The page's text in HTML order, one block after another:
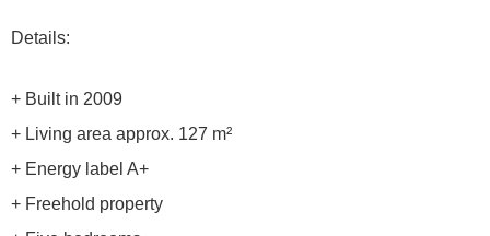
Details:
+ Built in 2009
+ Living area approx. 127 m²
+ Energy label A+
+ Freehold property